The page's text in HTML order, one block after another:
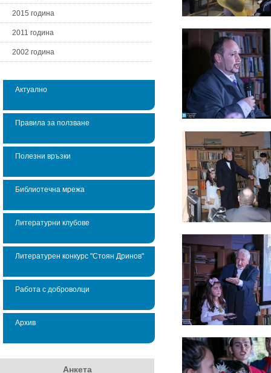
2015 година
2011 година
2002 година
Актуално
Правила за ползване
Полезни връзки
Библиотечна мрежа
Литературни клубове
Литературен конкурс "Стоян Дринов"
Работа с доброволци
Архив
Анкета